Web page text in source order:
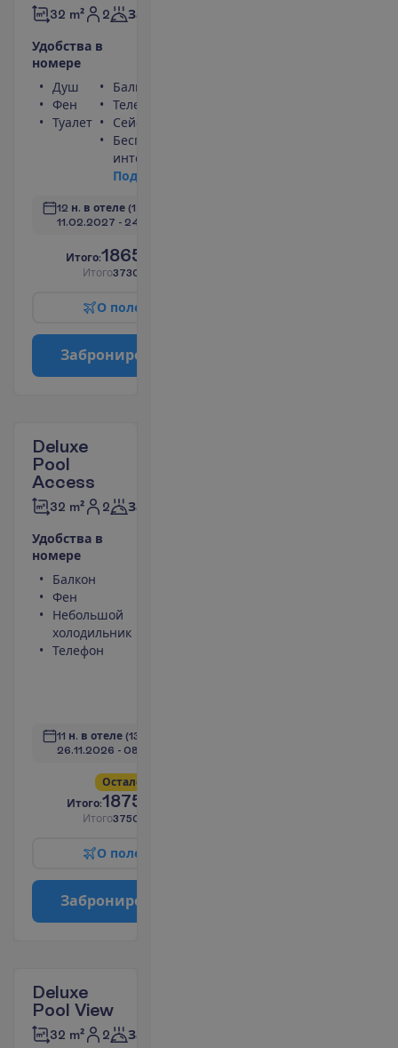
32 m² 2 Завтраки
Удобства в
номере
Душ
Фен
Туалет
Балкон
Телефон
Сейф
Беспроводной
интернет
Под
12 н. в отеле (14 н. всего)
11.02.2027 - 24.02.2027
Итого:1865.00
Итого3730.00
О поле
Заброниро
Deluxe
Pool
Access
32 m² 2 Завтраки
Удобства в
номере
Балкон
Фен
Небольшой
холодильник
Телефон
11 н. в отеле (13 н. всего)
26.11.2026 - 08.12.2026
Остало
Итого:1875.00
Итого3750.00
О поле
Заброниро
Deluxe
Pool View
32 m² 2 Завтраки